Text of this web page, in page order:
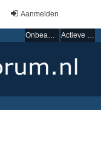
Aanmelden
Onbeantwoorde onderwerpen Actieve onderwerpen